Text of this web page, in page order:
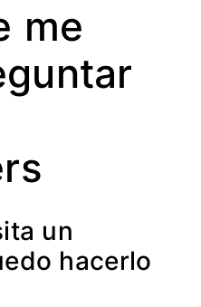
me
un
hacerlo